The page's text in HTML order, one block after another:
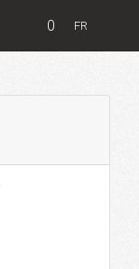
0 FR